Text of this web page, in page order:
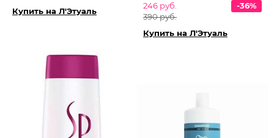
Купить на Л'Этуаль
246 руб.
390 руб.
-36%
Купить на Л'Этуаль